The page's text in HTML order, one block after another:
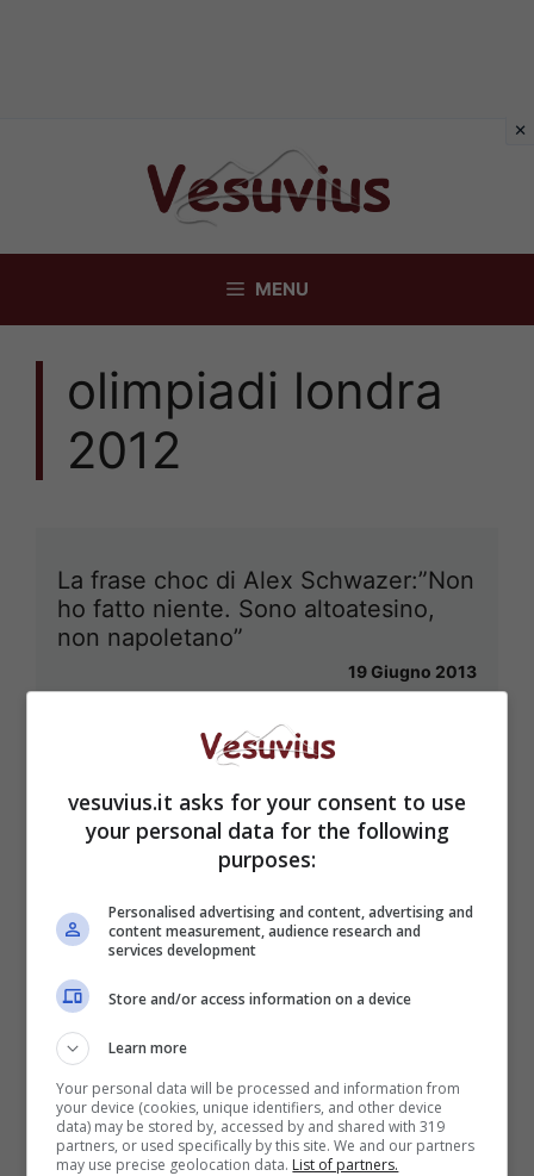
MENU
olimpiadi londra
2012
La frase choc di Alex Schwazer:”Non
ho fatto niente. Sono altoatesino,
non napoletano”
19 Giugno 2013
vesuvius.it asks for your consent to use
your personal data for the following
purposes:
Personalised advertising and content, advertising and
content measurement, audience research and
services development
Store and/or access information on a device
Learn more
Your personal data will be processed and information from
your device (cookies, unique identifiers, and other device
data) may be stored by, accessed by and shared with 319
partners, or used specifically by this site. We and our partners
may use precise geolocation data. List of partners.